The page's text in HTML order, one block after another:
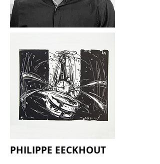
PHILIPPE EECKHOUT